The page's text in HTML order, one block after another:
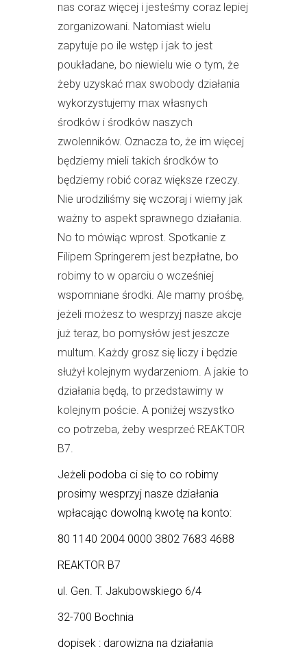
nas coraz więcej i jesteśmy coraz lepiej
zorganizowani. Natomiast wielu
zapytuje po ile wstęp i jak to jest
poukładane, bo niewielu wie o tym, że
żeby uzyskać max swobody działania
wykorzystujemy max własnych
środków i środków naszych
zwolenników. Oznacza to, że im więcej
będziemy mieli takich środków to
będziemy robić coraz większe rzeczy.
Nie urodziliśmy się wczoraj i wiemy jak
ważny to aspekt sprawnego działania.
No to mówiąc wprost. Spotkanie z
Filipem Springerem jest bezpłatne, bo
robimy to w oparciu o wcześniej
wspomniane środki. Ale mamy prośbę,
jeżeli możesz to wesprzyj nasze akcje
już teraz, bo pomysłów jest jeszcze
multum. Każdy grosz się liczy i będzie
służył kolejnym wydarzeniom. A jakie to
działania będą, to przedstawimy w
kolejnym poście. A poniżej wszystko
co potrzeba, żeby wesprzeć REAKTOR
B7.
Jeżeli podoba ci się to co robimy
prosimy wesprzyj nasze działania
wpłacając dowolną kwotę na konto:
80 1140 2004 0000 3802 7683 4688
REAKTOR B7
ul. Gen. T. Jakubowskiego 6/4
32-700 Bochnia
dopisek : darowizna na działania